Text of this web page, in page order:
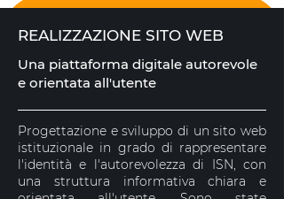
IL RISULTATO
REALIZZAZIONE SITO WEB
Una piattaforma digitale autorevole
e orientata all'utente
Progettazione e sviluppo di un sito web
istituzionale in grado di rappresentare
l'identità e l'autorevolezza di ISN, con
una struttura informativa chiara e